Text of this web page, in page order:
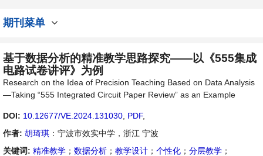
期刊菜单
基于数据分析的精准教学思路探究——以《555集成
电路试卷讲评》为例
Research on the Idea of Precision Teaching Based on Data Analysis
—Taking “555 Integrated Circuit Paper Review” as an Example
DOI: 10.12677/VE.2024.131030 PDF,
作者: 胡琦琪 ：宁波市效实中学，浙江 宁波
关键词: 精准教学 ； 数据分析 ； 教学设计 ； 个性化 ； 分层教学 ；